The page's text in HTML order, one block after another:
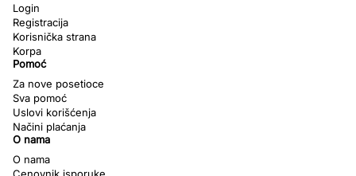
Login
Registracija
Korisnička strana
Korpa
Pomoć
Za nove posetioce
Sva pomoć
Uslovi korišćenja
Načini plaćanja
O nama
O nama
Cenovnik isporuke